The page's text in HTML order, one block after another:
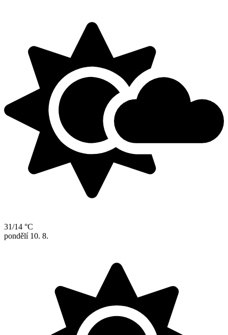
31/14 °C
pondělí 10. 8.